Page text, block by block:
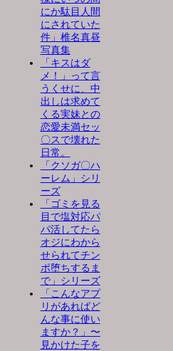
にか駄目人間
にされていた
件」椎名真昼
写真集
「キスはダ
メ！」って言
うくせに、中
出しは求めて
くる実妹との
恋愛未満セッ
〇スで壊れた
日常。
「クソガ〇ハ
ーレム」シリ
ーズ
「ゴミを見る
目で塩対応パ
パ活してたら
オジにわから
せられてチン
ポ堕ちするま
で」シリーズ
「こんなアプ
リがあればど
んな事に使い
ますか？」〜
見かけた子を